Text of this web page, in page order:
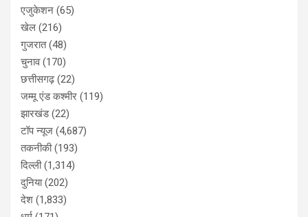
एजुकेशन (65)
खेल (216)
गुजरात(48)
चुनाव(170)
छत्तीसगढ़(22)
जम्मू एंड कश्मीर (119)
झारखंड(22)
टॉप न्यूज (4,687)
तकनीकी(193)
दिल्ली(1,314)
दुनिया(202)
देश (1,833)